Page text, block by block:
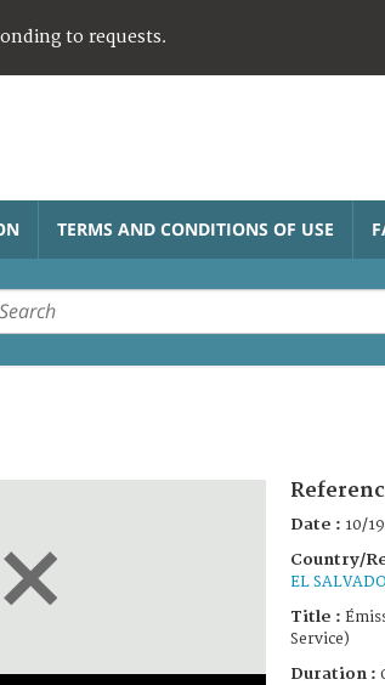
to requests.
TERMS AND CONDITIONS OF USE
Date : 10/
Country/
EL
Title :
Service)
Duration :